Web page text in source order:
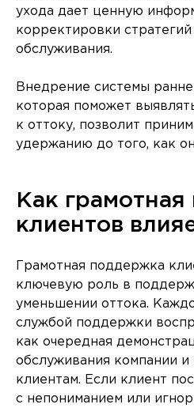
ухода дает ценную
корректировки
обслуживания.
Внедрение системы
которая поможет
к оттоку, позволит
удержанию до того, как
Как
клиентов
Грамотная поддержка
ключевую роль в
уменьшении оттока.
службой поддержки
как очередная
обслуживания компании
клиентам. Если клиент
с непониманием или